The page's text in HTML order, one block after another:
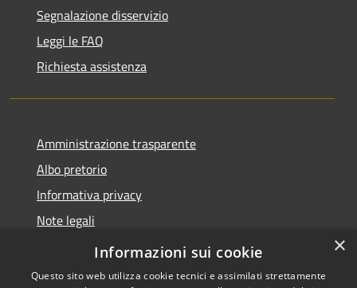
Segnalazione disservizio
Leggi le FAQ
Richiesta assistenza
Amministrazione trasparente
Albo pretorio
Informativa privacy
Note legali
Dichiarazione di accessibilità
×
Informazioni sui cookie
Questo sito web utilizza cookie tecnici e assimilati strettamente